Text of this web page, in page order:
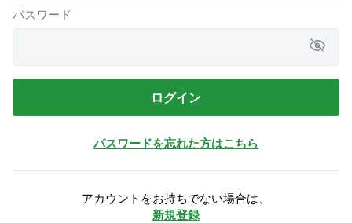
パスワード
ログイン
パスワードを忘れた方はこちら
アカウントをお持ちでない場合は、
新規登録